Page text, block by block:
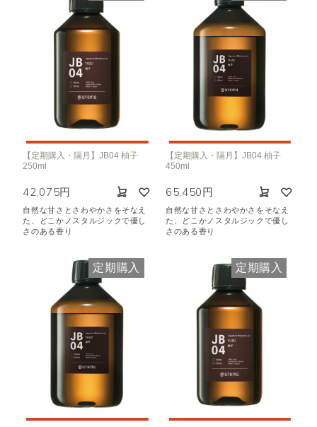
【定期購入・隔月】JB04 柚子
250ml
42,075円
自然な甘さとさわやかさをそなえ
た、どこかノスタルジックで優し
さのある香り
【定期購入・隔月】JB04 柚子
450ml
65,450円
自然な甘さとさわやかさをそなえ
た、どこかノスタルジックで優し
さのある香り
定期購入 定期購入